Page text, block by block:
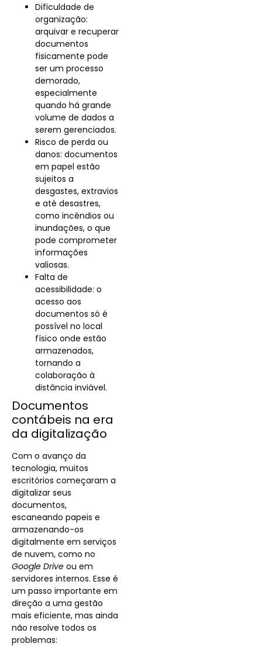
Dificuldade de
organização:
arquivar e recuperar
documentos
fisicamente pode
ser um processo
demorado,
especialmente
quando há grande
volume de dados a
serem gerenciados.
Risco de perda ou
danos: documentos
em papel estão
sujeitos a
desgastes, extravios
e até desastres,
como incêndios ou
inundações, o que
pode comprometer
informações
valiosas.
Falta de
acessibilidade: o
acesso aos
documentos só é
possível no local
físico onde estão
armazenados,
tornando a
colaboração à
distância inviável.
Documentos
contábeis na era
da digitalização
Com o avanço da
tecnologia, muitos
escritórios começaram a
digitalizar seus
documentos,
escaneando papeis e
armazenando-os
digitalmente em serviços
de nuvem, como no
Google Drive ou em
servidores internos. Esse é
um passo importante em
direção a uma gestão
mais eficiente, mas ainda
não resolve todos os
problemas: